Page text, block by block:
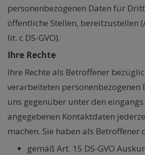
personenbezogenen Daten für
öffentliche Stellen, bereitzustellen
lit. c DS-GVO).
Ihre Rechte
Ihre Rechte als Betroffener
verarbeiteten personenbezogenen
uns gegenüber unter den
angegebenen Kontaktdaten
machen. Sie haben als Betroffener
gemäß Art. 15 DS-GVO